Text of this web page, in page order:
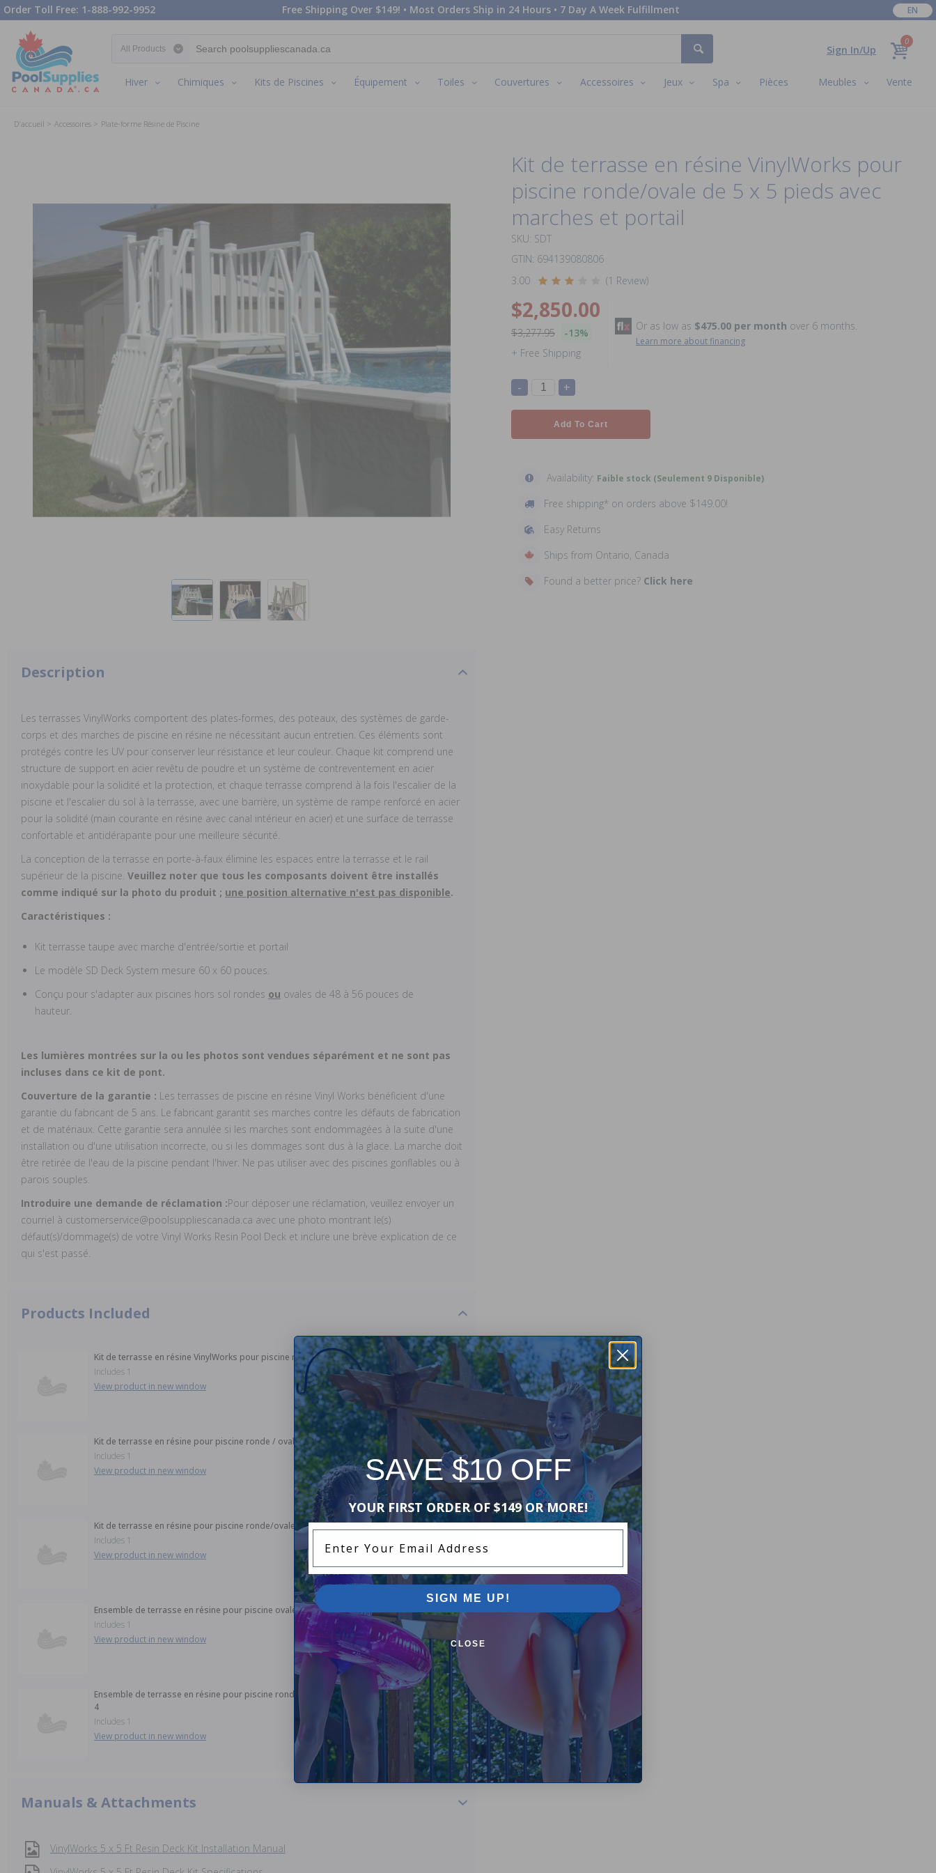
Order Toll Free: 1-888-992-9952 Free Shipping Over $149! • Most Orders Ship in 24 Hours • 7 Day A Week Fulfillment EN
Sign In/Up
0
Hiver Chimiques Kits de Piscines Équipement Toiles Couvertures Accessoires Jeux Spa Pièces Meubles Vente
D'accueil Accessoires Plate-forme Résine de Piscine
Kit de terrasse en résine VinylWorks pour
piscine ronde/ovale de 5 x 5 pieds avec
marches et portail
SKU: SDT
GTIN: 694139080806
3.00
(1 Review)
$2,850.00
$3,277.95
-13%
+ Free Shipping
Or as low as $475.00 per month over 6 months.
Learn more about financing
- +
Add To Cart
Availability: Faible stock (Seulement 9 Disponible)
Free shipping* on orders above $149.00!
Easy Returns
Ships from Ontario, Canada
Found a better price? Click here
Description
Les terrasses VinylWorks comportent des plates-formes, des poteaux, des systèmes de garde-
corps et des marches de piscine en résine ne nécessitant aucun entretien. Ces éléments sont
protégés contre les UV pour conserver leur résistance et leur couleur. Chaque kit comprend une
structure de support en acier revêtu de poudre et un système de contreventement en acier
inoxydable pour la solidité et la protection, et chaque terrasse comprend à la fois l'escalier de la
piscine et l'escalier du sol à la terrasse, avec une barrière, un système de rampe renforcé en acier
pour la solidité (main courante en résine avec canal intérieur en acier) et une surface de terrasse
confortable et antidérapante pour une meilleure sécurité.
La conception de la terrasse en porte-à-faux élimine les espaces entre la terrasse et le rail
supérieur de la piscine. Veuillez noter que tous les composants doivent être installés
comme indiqué sur la photo du produit ; une position alternative n'est pas disponible.
Caractéristiques :
Kit terrasse taupe avec marche d'entrée/sortie et portail
Le modèle SD Deck System mesure 60 x 60 pouces.
Conçu pour s'adapter aux piscines hors sol rondes ou ovales de 48 à 56 pouces de
hauteur.
Les lumières montrées sur la ou les photos sont vendues séparément et ne sont pas
incluses dans ce kit de pont.
Couverture de la garantie : Les terrasses de piscine en résine Vinyl Works bénéficient d'une
garantie du fabricant de 5 ans. Le fabricant garantit ses marches contre les défauts de fabrication
et de matériaux. Cette garantie sera annulée si les marches sont endommagées à la suite d'une
installation ou d'une utilisation incorrecte, ou si les dommages sont dus à la glace. La marche doit
être retirée de l'eau de la piscine pendant l'hiver. Ne pas utiliser avec des piscines gonflables ou à
parois souples.
Introduire une demande de réclamation :Pour déposer une réclamation, veuillez envoyer un
courriel à customerservice@poolsuppliescanada.ca avec une photo montrant le(s)
défaut(s)/dommage(s) de votre Vinyl Works Resin Pool Deck et inclure une brève explication de ce
qui s'est passé.
Products Included
Kit de terrasse en résine VinylWorks pour piscine ronde/ovale de 5 x 5 pieds - boîte 1
Includes 1
View product in new window
Kit de terrasse en résine pour piscine ronde / ovale de 5 x 5 pieds VinylWorks - Boîte 3
Includes 1
View product in new window
Kit de terrasse en résine pour piscine ronde/ovale VinylWorks de 5 x 5 pieds - Boîte 5
Includes 1
View product in new window
Ensemble de terrasse en résine pour piscine ovale VinylWorks / rond de 5 x 5 pieds - Boîte 2
Includes 1
View product in new window
Ensemble de terrasse en résine pour piscine ronde VinylWorks / ovale de 5 x 5 pieds - Boîte
4
Includes 1
View product in new window
Manuals & Attachments
VinylWorks 5 x 5 Ft Resin Deck Kit Installation Manual
SAVE $10 OFF
YOUR FIRST ORDER OF $149 OR MORE!
SIGN ME UP!
CLOSE